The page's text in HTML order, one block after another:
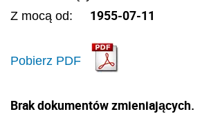
Z mocą od: 1955-07-11
Pobierz PDF
Brak dokumentów zmieniających.